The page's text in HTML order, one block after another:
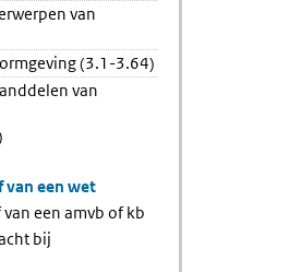
van
(3.1-3.64)
van
van een wet
een amvb of kb
bij